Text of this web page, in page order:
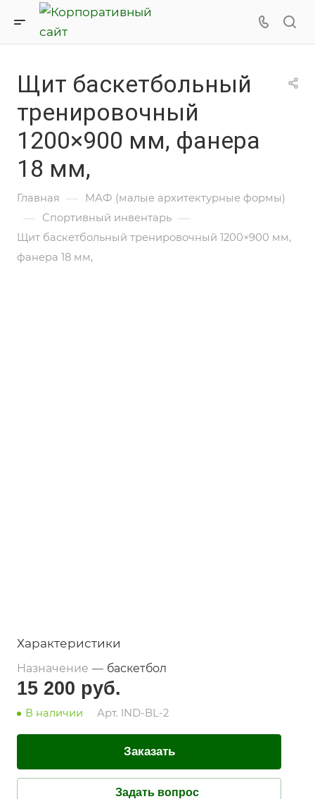
Щит баскетбольный
тренировочный
1200×900 мм, фанера
18 мм,
Главная — МАФ (малые архитектурные формы)
— Спортивный инвентарь —
Щит баскетбольный тренировочный 1200×900 мм,
фанера 18 мм,
Характеристики
Назначение — баскетбол
15 200 руб.
В наличии Арт. IND-BL-2
Заказать
Задать вопрос